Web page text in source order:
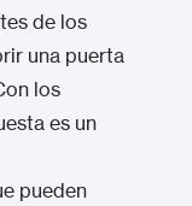
de los
una puerta
los
es un
pueden